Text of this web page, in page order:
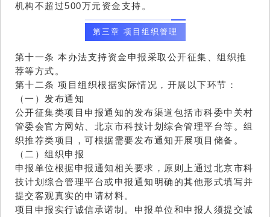
机构不超过500万元资金支持。
第三章 项目组织管理
第十一条 本办法支持资金申报采取公开征集、组织推
荐等方式。
第十二条 项目组织根据实际情况，开展以下环节：
（一）发布通知
公开征集类项目申报通知的发布渠道包括市科委中关村
管委会官方网站、北京市科技计划综合管理平台等。组
织推荐类项目，可根据需要发布通知开展项目储备。
（二）组织申报
申报单位根据申报通知相关要求，原则上通过北京市科
技计划综合管理平台或申报通知明确的其他形式填写并
提交客观真实的申请材料。
项目申报实行诚信承诺制。申报单位和申报人须提交诚